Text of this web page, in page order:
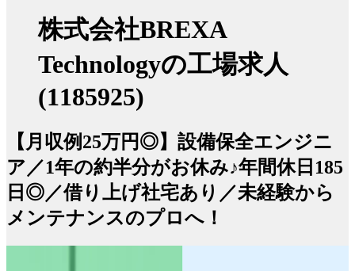
株式会社BREXA
Technologyの工場求人
(1185925)
【月収例25万円◎】設備保全エンジニ
ア／1年の約半分がお休み♪年間休日185
日◎／借り上げ社宅あり／未経験から
メンテナンスのプロへ！